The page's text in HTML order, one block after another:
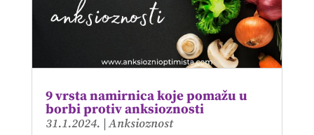
9 vrsta namirnica koje pomažu u
borbi protiv anksioznosti
31.1.2024. |Anksioznost